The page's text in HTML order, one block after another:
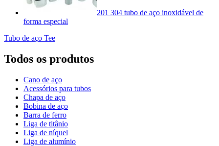
201 304 tubo de aço inoxidável de
forma especial
Tubo de aço Tee
Todos os produtos
Cano de aço
Acessórios para tubos
Chapa de aço
Bobina de aço
Barra de ferro
Liga de titânio
Liga de níquel
Liga de alumínio